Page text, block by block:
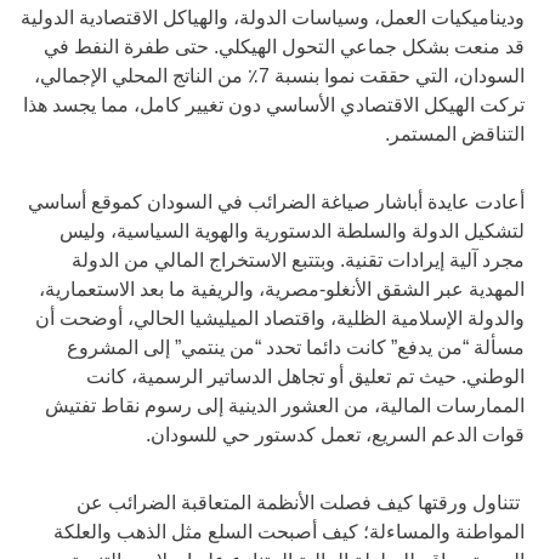
وديناميكيات العمل، وسياسات الدولة، والهياكل الاقتصادية الدولية
قد منعت بشكل جماعي التحول الهيكلي. حتى طفرة النفط في
السودان، التي حققت نموا بنسبة 7٪ من الناتج المحلي الإجمالي،
تركت الهيكل الاقتصادي الأساسي دون تغيير كامل، مما يجسد هذا
التناقض المستمر.
أعادت عايدة أباشار صياغة الضرائب في السودان كموقع أساسي
لتشكيل الدولة والسلطة الدستورية والهوية السياسية، وليس
مجرد آلية إيرادات تقنية. وبتتبع الاستخراج المالي من الدولة
المهدية عبر الشقق الأنغلو-مصرية، والريفية ما بعد الاستعمارية،
والدولة الإسلامية الظلية، واقتصاد الميليشيا الحالي، أوضحت أن
مسألة “من يدفع” كانت دائما تحدد “من ينتمي” إلى المشروع
الوطني. حيث تم تعليق أو تجاهل الدساتير الرسمية، كانت
الممارسات المالية، من العشور الدينية إلى رسوم نقاط تفتيش
قوات الدعم السريع، تعمل كدستور حي للسودان.
تتناول ورقتها كيف فصلت الأنظمة المتعاقبة الضرائب عن
المواطنة والمساءلة؛ كيف أصبحت السلع مثل الذهب والعلكة